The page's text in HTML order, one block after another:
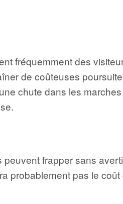
fréquemment des
de coûteuses
chute dans les
frapper sans
probablement pas le